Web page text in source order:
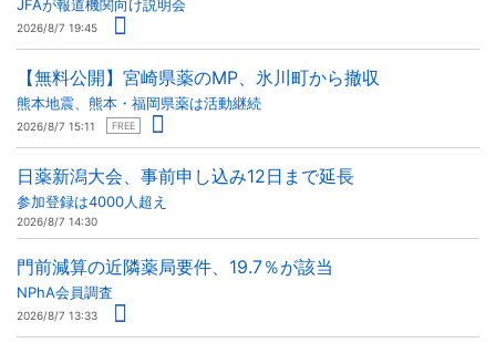
JFAが報道機関向け説明会
2026/8/7 19:45
【無料公開】宮崎県薬のMP、氷川町から撤収
熊本地震、熊本・福岡県薬は活動継続
2026/8/7 15:11 FREE
日薬新潟大会、事前申し込み12日まで延長
参加登録は4000人超え
2026/8/7 14:30
門前減算の近隣薬局要件、19.7％が該当
NPhA会員調査
2026/8/7 13:33